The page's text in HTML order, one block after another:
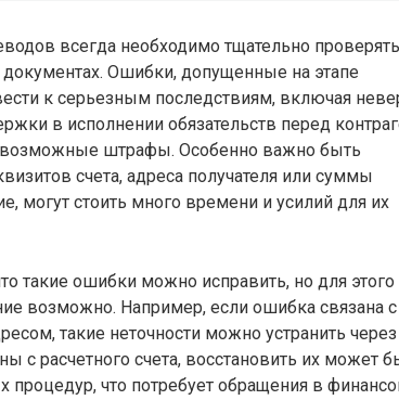
всегда необходимо тщательно проверять
Ошибки, допущенные на этапе
к серьезным последствиям, включая
в исполнении обязательств перед
возможные штрафы. Особенно важно быть
счета, адреса получателя или суммы
могут стоить много времени и усилий для их
такие ошибки можно исправить, но для
возможно. Например, если ошибка связана с
такие неточности можно устранить через
с расчетного счета, восстановить их может
что потребует обращения в